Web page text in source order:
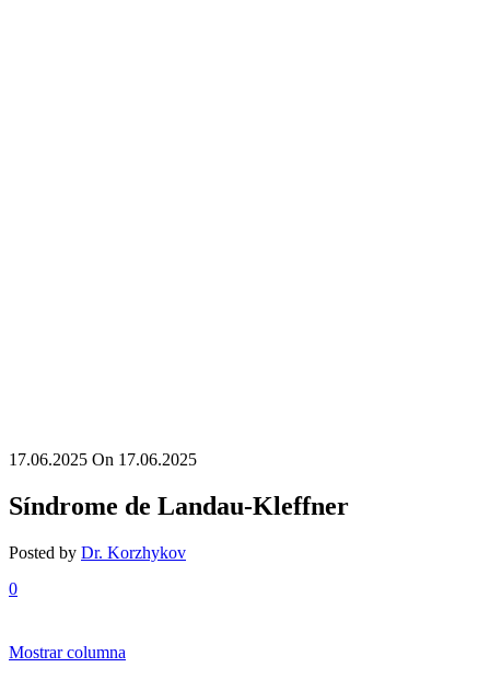
17.06.2025 On 17.06.2025
Síndrome de Landau-Kleffner
Posted by Dr. Korzhykov
0
Mostrar columna